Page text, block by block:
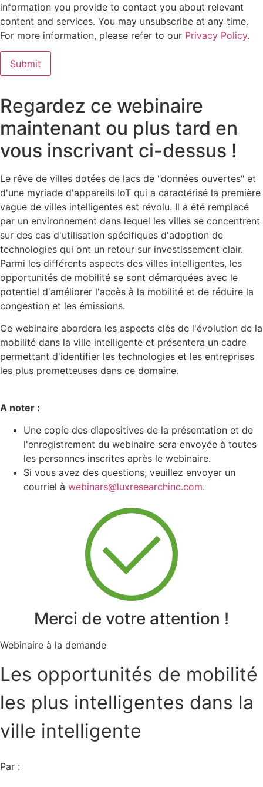
information you provide to contact you about relevant
content and services. You may unsubscribe at any time.
For more information, please refer to our Privacy Policy.
Regardez ce webinaire
maintenant ou plus tard en
vous inscrivant ci-dessus !
Le rêve de villes dotées de lacs de "données ouvertes" et
d'une myriade d'appareils IoT qui a caractérisé la première
vague de villes intelligentes est révolu. Il a été remplacé
par un environnement dans lequel les villes se concentrent
sur des cas d'utilisation spécifiques d'adoption de
technologies qui ont un retour sur investissement clair.
Parmi les différents aspects des villes intelligentes, les
opportunités de mobilité se sont démarquées avec le
potentiel d'améliorer l'accès à la mobilité et de réduire la
congestion et les émissions.
Ce webinaire abordera les aspects clés de l'évolution de la
mobilité dans la ville intelligente et présentera un cadre
permettant d'identifier les technologies et les entreprises
les plus prometteuses dans ce domaine.
A noter :
Une copie des diapositives de la présentation et de
l'enregistrement du webinaire sera envoyée à toutes
les personnes inscrites après le webinaire.
Si vous avez des questions, veuillez envoyer un
courriel à webinars@luxresearchinc.com.
Merci de votre attention !
Webinaire à la demande
Les opportunités de mobilité
les plus intelligentes dans la
ville intelligente
Par :